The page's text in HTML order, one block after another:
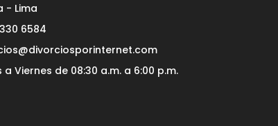
- Lima
6584
a Viernes de 08:30 a.m. a 6:00 p.m.